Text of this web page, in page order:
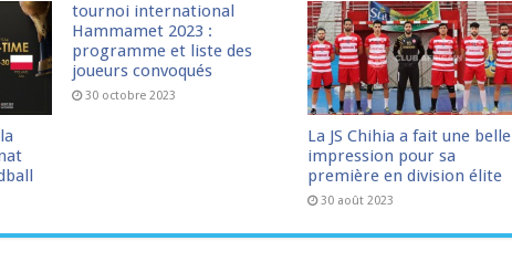
tournoi international
Hammamet 2023 :
programme et liste des
joueurs convoqués
30 octobre 2023
La JS Chihia a fait une belle
impression pour sa
première en division élite
30 août 2023